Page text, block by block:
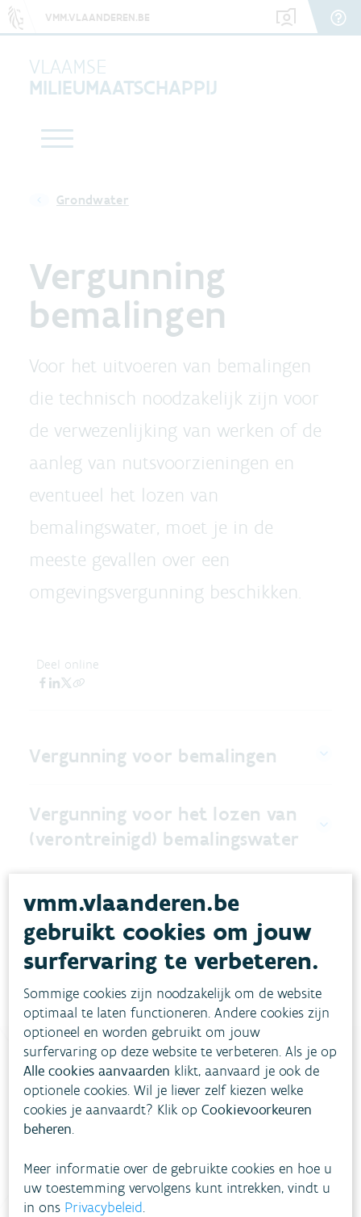
VMM.VLAANDEREN.BE
VLAAMSE
MILIEUMAATSCHAPPIJ
Grondwater
Vergunning
bemalingen
Voor het uitvoeren van bemalingen
die technisch noodzakelijk zijn voor
de verwezenlijking van werken of de
aanleg van nutsvoorzieningen en
eventueel het lozen van
bemalingswater, moet je in de
meeste gevallen over een
omgevingsvergunning beschikken.
Deel online
Vergunning voor bemalingen
Vergunning voor het lozen van
(verontreinigd) bemalingswater
Wat is potentieel verontreinigd
bemalingswater?
Heb je vragen?
Niet gevonden wat je zocht? Vul ons
contactformulier in
vmm.vlaanderen.be
gebruikt cookies om jouw
surfervaring te verbeteren.
Sommige cookies zijn noodzakelijk om de website
optimaal te laten functioneren. Andere cookies zijn
optioneel en worden gebruikt om jouw
surfervaring op deze website te verbeteren. Als je op
Alle cookies aanvaarden klikt, aanvaard je ook de
optionele cookies. Wil je liever zelf kiezen welke
cookies je aanvaardt? Klik opCookievoorkeuren
beheren.
Meer informatie over de gebruikte cookies en hoe u
uw toestemming vervolgens kunt intrekken, vindt u
in ons Privacybeleid.